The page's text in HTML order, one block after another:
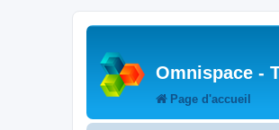
Omnispace -
Page d'accueil